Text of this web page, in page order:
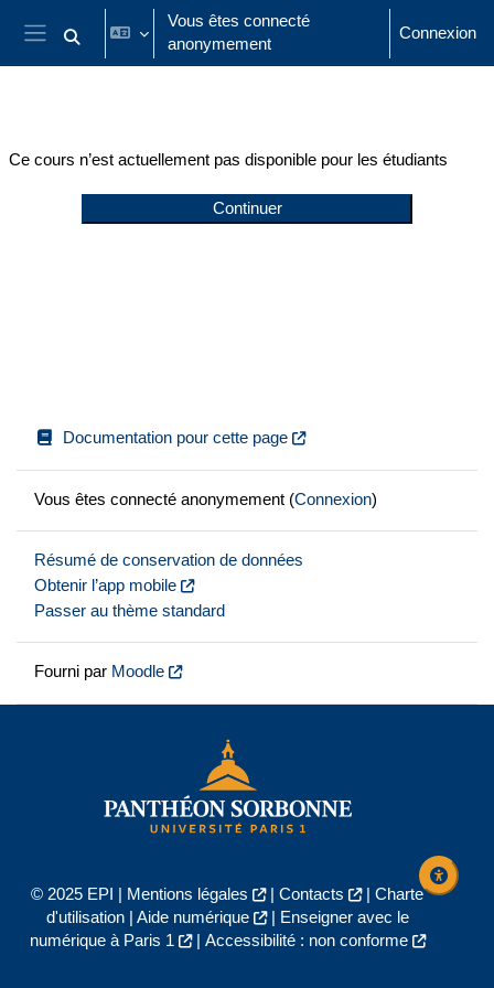
Passer au contenu principal
Panneau latéral
Activer/désactiver la saisie de recherche
Vous êtes connecté
anonymement
Connexion
Ce cours n’est actuellement pas disponible pour les étudiants
Continuer
Documentation pour cette page
Vous êtes connecté anonymement (Connexion)
Résumé de conservation de données
Obtenir l’app mobile
Passer au thème standard
Fourni par Moodle
© 2025 EPI | Mentions légales | Contacts | Charte
d'utilisation| Aide numérique |
Enseigner avec le
numérique à Paris 1
| Accessibilité : non conforme